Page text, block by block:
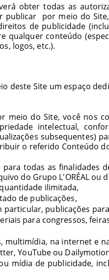
obter todas as
publicar por meio do
de publicidade
qualquer conteúdo
logos, etc.).
deste Site um espaço
meio do Site, você nos
intelectual,
subsequentes)
o referido Conteúdo
todas as finalidades
do Grupo L'ORÉAL
ilimitada,
de publicações,
publicações
para congressos,
multimídia, na internet e
YouTube ou
mídia de publicidade,